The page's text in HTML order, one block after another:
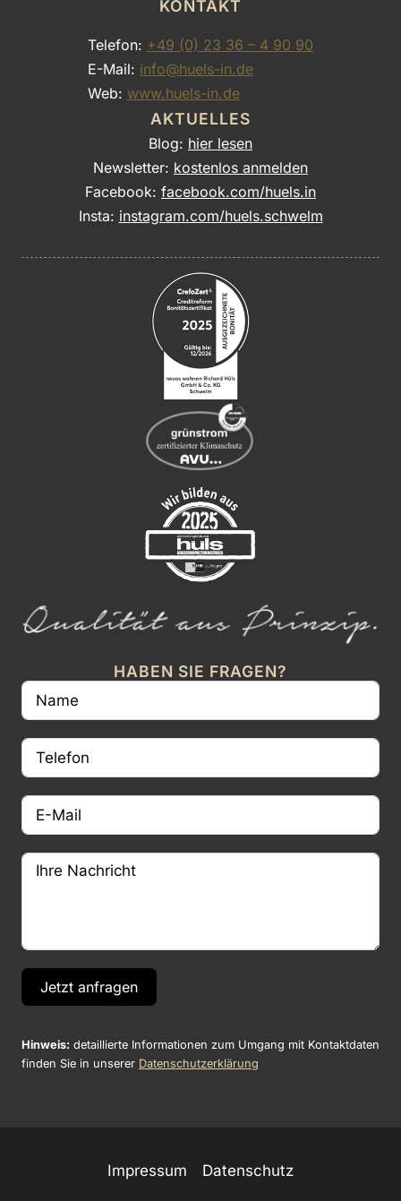
KONTAKT
Telefon: +49 (0) 23 36 – 4 90 90
E-Mail: info@huels-in.de
Web: www.huels-in.de
AKTUELLES
Blog: hier lesen
Newsletter: kostenlos anmelden
Facebook: facebook.com/huels.in
Insta: instagram.com/huels.schwelm
HABEN SIE FRAGEN?
Jetzt anfragen
Hinweis: detaillierte Informationen zum Umgang mit Kontaktdaten
finden Sie in unserer Datenschutzerklärung
Impressum Datenschutz